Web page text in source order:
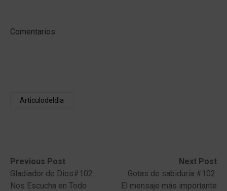
Comentarios
Articulodeldia
Post
navigation
Previous Post
Previous
post:Gladiador de Dios#102:
Nos Escucha en Todo
Next Post
Next
post:
Gotas de sabiduría #102:
El mensaje más importante